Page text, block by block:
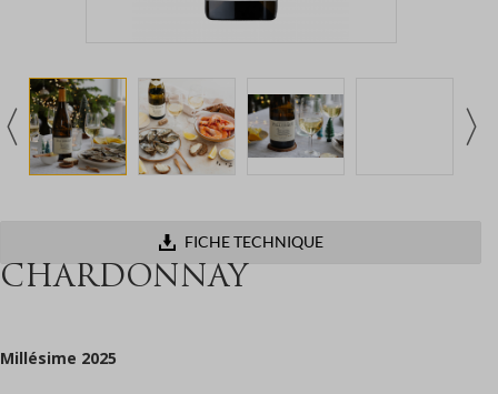
FICHE TECHNIQUE
CHARDONNAY
Millésime 2025